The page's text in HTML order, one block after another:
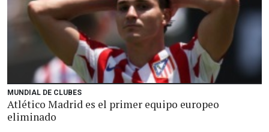
MUNDIAL DE CLUBES
Atlético Madrid es el primer equipo europeo
eliminado